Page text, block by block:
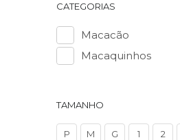
CATEGORIAS
Macacão
Macaquinhos
TAMANHO
P M G 1 2